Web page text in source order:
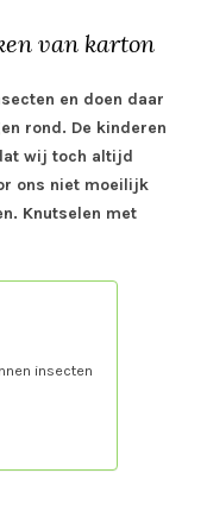
van karton
en doen daar
rond. De kinderen
wij toch altijd
ons niet moeilijk
Knutselen met
insecten